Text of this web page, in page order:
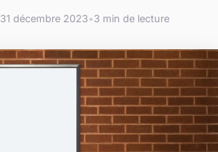
31 décembre 2023•3 min de lecture